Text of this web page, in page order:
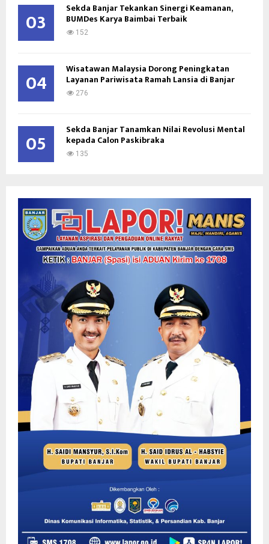
03 Sekda Banjar Tekankan Sinergi Keamanan,
BUMDes Karya Baimbai Terbaik
152
04 Wisatawan Malaysia Dorong Peningkatan
Layanan Pariwisata Ramah Lansia di Banjar
276
05 Sekda Banjar Tanamkan Nilai Revolusi Mental
kepada Calon Paskibraka
135